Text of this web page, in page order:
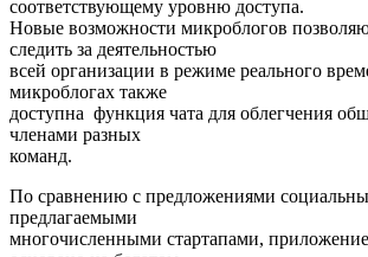
соответствующему уровню доступа.
Новые возможности микроблогов
следить за деятельностью
всей организации в режиме реального
микроблогах также
доступна функция чата для облегчения
членами разных
команд.
По сравнению с предложениями
предлагаемыми
многочисленными стартапами,